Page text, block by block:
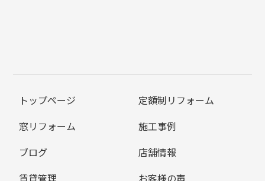
トップページ
定額制リフォーム
窓リフォーム
施工事例
ブログ
店舗情報